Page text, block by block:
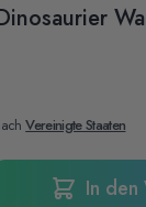
Vereinigte Staaten
In